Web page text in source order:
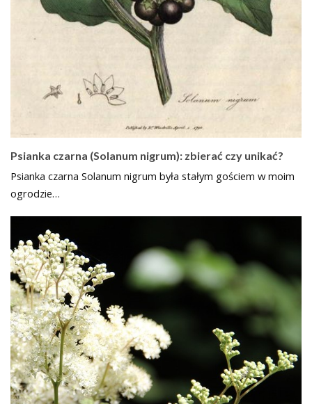
Psianka czarna (Solanum nigrum): zbierać czy unikać?
Psianka czarna Solanum nigrum była stałym gościem w moim
ogrodzie…